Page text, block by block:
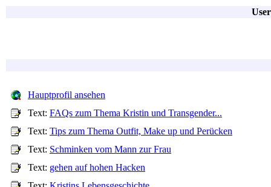
Hauptprofil ansehen
Text: FAQs zum Thema Kristin und Transgender...
Text: Tips zum Thema Outfit, Make up und Perücken
Text: Schminken vom Mann zur Frau
Text: gehen auf hohen Hacken